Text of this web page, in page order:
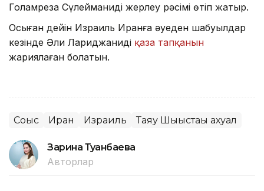
Голамреза Сүлейманиді жерлеу рәсімі өтіп жатыр.
Осыған дейін Израиль Иранға әуеден шабуылдар
кезінде Әли Лариджанидің қаза тапқанын
жариялаған болатын.
Соғыс Иран Израиль Таяу Шығыстағы ахуал
Зарина Туғанбаева
Авторлар